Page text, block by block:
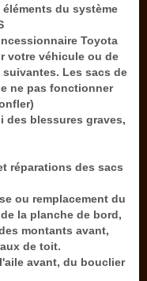
du système
Toyota
votre véhicule ou de
Les sacs de
ne pas fonctionner
des blessures graves,
réparations des sacs
ou remplacement du
la planche de bord,
montants avant,
de toit.
avant, du bouclier